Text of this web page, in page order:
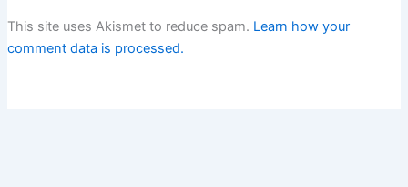
This site uses Akismet to reduce spam. Learn how your
comment data is processed.